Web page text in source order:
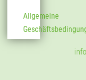
Allgemeine